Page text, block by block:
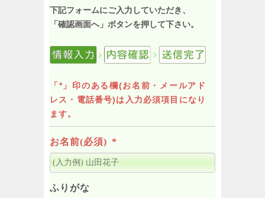
下記フォームにご入力していただき、
「確認画面へ」ボタンを押して下さい。
「*」印のある欄(お名前・メールアド
レス・電話番号)は入力必須項目になり
ます。
お名前(必須) *
ふりがな